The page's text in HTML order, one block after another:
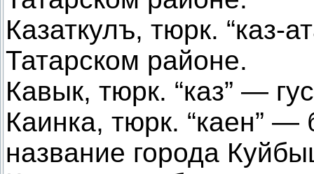
Казаткулъ, тюрк. “каз-
Татарском районе.
Кавык, тюрк. “каз” —
Каинка, тюрк. “каен”
название города